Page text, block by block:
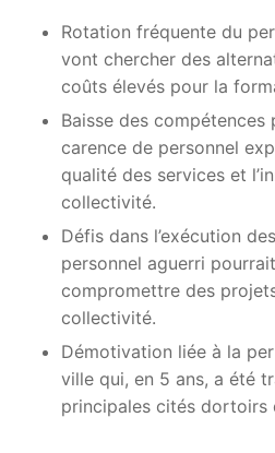
Rotation fréquente du
vont chercher des
coûts élevés pour la
Baisse des compétences
carence de personnel
qualité des services et
collectivité.
Défis dans l’exécution
personnel aguerri
compromettre des
collectivité.
Démotivation liée à la
ville qui, en 5 ans, a été
principales cités dortoirs